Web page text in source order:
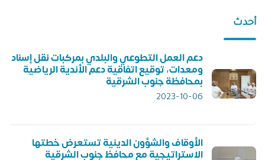
أحدث
دعم العمل التطوعي والبلدي بمركبات نقل إسناد
ومعدات، توقيع اتفاقية دعم الأندية الرياضية
بمحافظة جنوب الشرقية
2023-10-06
الأوقاف والشؤون الدينية تستعرض خطتها
الاستراتيجية مع محافظ جنوب الشرقية